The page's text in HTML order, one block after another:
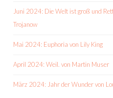
Juni 2024: Die Welt ist groß und
Trojanow
Mai 2024: Euphoria von Lily King
April 2024: Weil. von Martin Muser
März 2024: Jahr der Wunder von